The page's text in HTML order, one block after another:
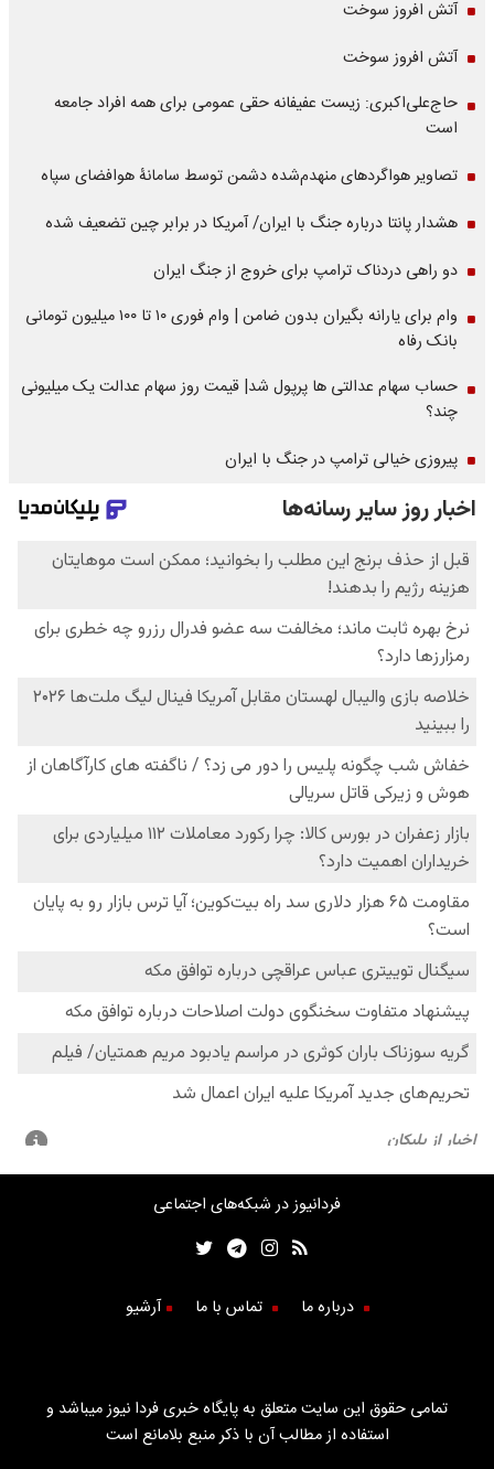
آتش افروز سوخت
آتش افروز سوخت
حاج‌علی‌اکبری: زیست عفیفانه حقی عمومی برای همه افراد جامعه
است
تصاویر هواگردهای منهدم‌شده دشمن توسط سامانۀ هوافضای سپاه
هشدار پانتا درباره جنگ با ایران/ آمریکا در برابر چین تضعیف شده
دو راهی دردناک ترامپ برای خروج از جنگ ایران
وام برای یارانه بگیران بدون ضامن | وام فوری ۱۰ تا ۱۰۰ میلیون تومانی
بانک رفاه
حساب سهام عدالتی ها پرپول شد| قیمت روز سهام عدالت یک میلیونی
چند؟
پیروزی خیالی ترامپ در جنگ با ایران
فردانیوز در شبکه‌های اجتماعی
درباره ما تماس با ما آرشیو
تمامی حقوق این سایت متعلق به پایگاه خبری فردا نیوز میباشد و
استفاده از مطالب آن با ذکر منبع بلامانع است